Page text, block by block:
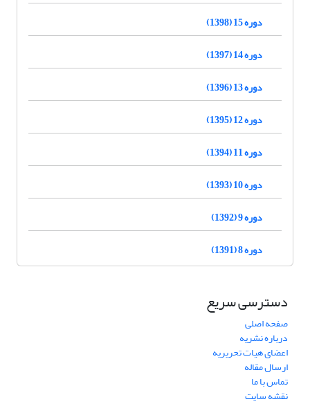
دوره 15 (1398)
دوره 14 (1397)
دوره 13 (1396)
دوره 12 (1395)
دوره 11 (1394)
دوره 10 (1393)
دوره 9 (1392)
دوره 8 (1391)
دسترسی سریع
صفحه اصلی
درباره نشریه
اعضای هیات تحریریه
ارسال مقاله
تماس با ما
نقشه سایت